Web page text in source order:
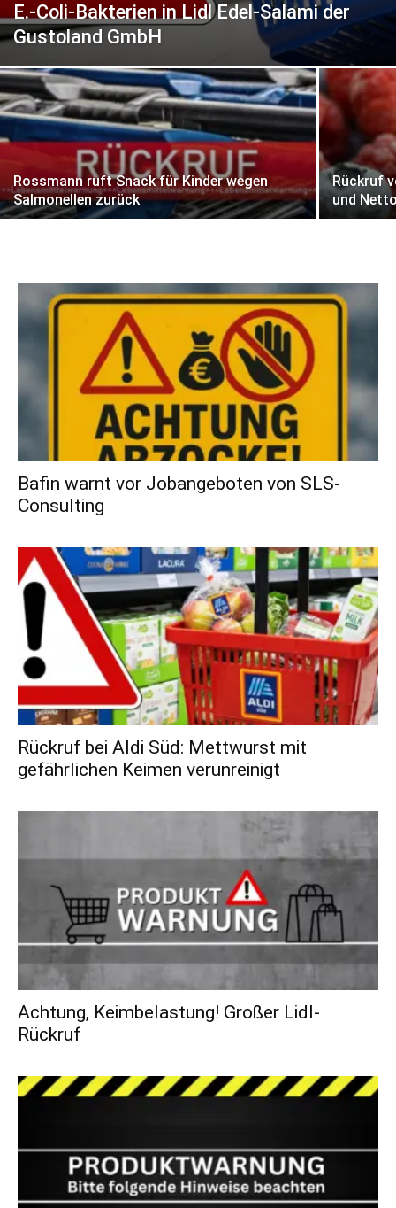
E.-Coli-Bakterien in Lidl Edel-Salami der
Gustoland GmbH
Rossmann ruft Snack für Kinder wegen
Salmonellen zurück
Rückruf
und
Bafin warnt vor Jobangeboten von SLS-
Consulting
Rückruf bei Aldi Süd: Mettwurst mit
gefährlichen Keimen verunreinigt
Achtung, Keimbelastung! Großer Lidl-
Rückruf